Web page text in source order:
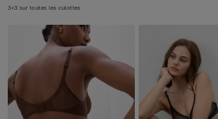
3+3 sur toutes les culottes